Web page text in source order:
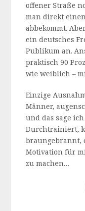
offener Straße
man direkt
abbekommt.
ein deutsches
Publikum an.
praktisch 90
wie weiblich –
Einzige
Männer,
und das sage
Durchtrainiert,
braungebrannt,
Motivation für
zu machen…